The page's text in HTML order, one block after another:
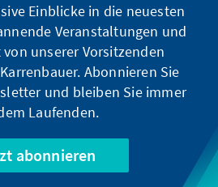
Einblicke in die neuesten
Veranstaltungen und
unserer Vorsitzenden
Abonnieren Sie
und bleiben Sie immer
Laufenden.
abonnieren